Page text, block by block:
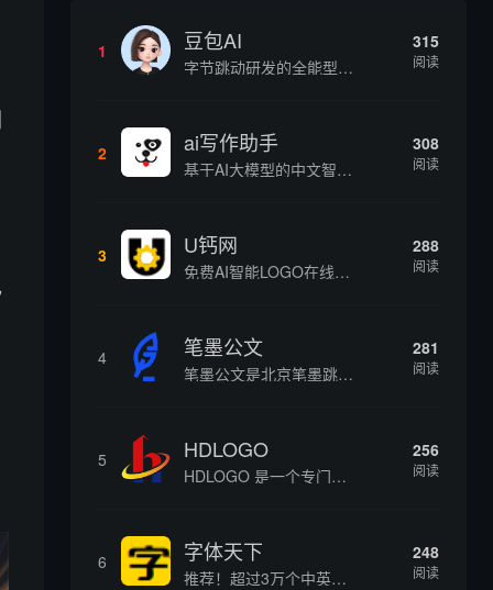
1 豆包AI
字节跳动研发的全能型AI智能助手，提供智能对话、知识问答、内容创作、学习办公等一站式AI服务
315
阅读
2 ai写作助手
基于AI大模型的中文智能写作工具，面向学生、自媒体、职场人士提供一站式文本创作服务 核心定位 AI写作助手是依托人工智能技术打造的创作辅助平台，专注中文文本生成与优化，帮助用户快速完成各类文案、文章、论文等内容创作，提升写作效率 核心功能 ...
308
阅读
3 U钙网
免费AI智能LOGO在线设计制作平台
288
阅读
4 笔墨公文
笔墨公文是北京笔墨跳动科技旗下垂直公文赛道 AIGC 创作平台，深耕体制公文专业场景，依托海量标准公文语料训练专属大模型。平台整合 AI 公文生成、全维度智能校对、范文库、实时更新素材库、标准化公文模板五大核心板块，兼顾公文快速撰写、文稿合...
281
阅读
5 HDLOGO
HDLOGO 是一个专门整理矢量标志和图标的网站，提供各类品牌和公司的矢量标志下载服务，主要面向设计师、营销人员和企业用户，帮他们获取高质量的品牌标识资源。
256
阅读
6 字体天下
推荐！超过3万个中英文字体免费下载
248
阅读